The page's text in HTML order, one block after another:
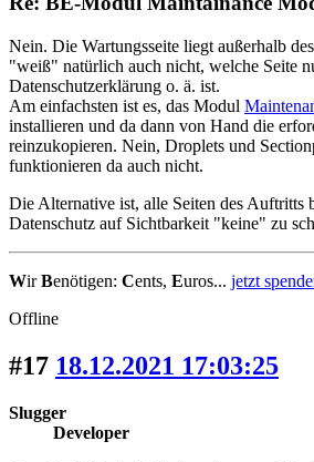
Nein. Die Wartungsseite liegt außerhalb
"weiß" natürlich auch nicht, welche Seite
Datenschutzerklärung o. ä. ist.
Am einfachsten ist es, das Modul
installieren und da dann von Hand die
reinzukopieren. Nein, Droplets und
funktionieren da auch nicht.
Die Alternative ist, alle Seiten des Auftritts
Datenschutz auf Sichtbarkeit "keine" zu
WirBenötigen: Cents, Euros... jetzt
Offline
#17 18.12.2021 17:03:25
Slugger
Developer